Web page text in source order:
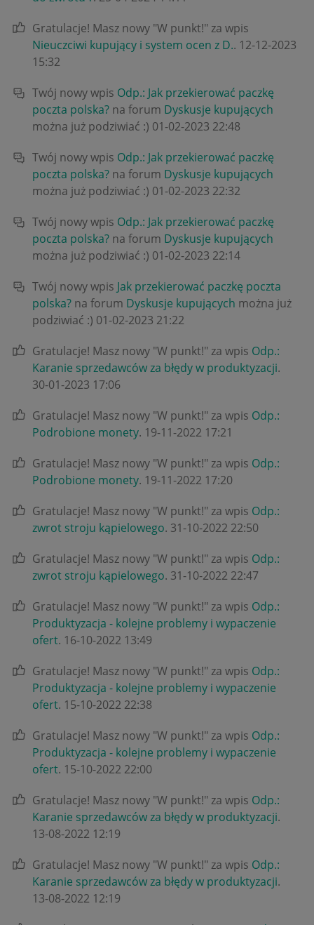
Gratulacje! Masz nowy "W punkt!" za wpis
Nieuczciwi kupujący i system ocen z D.. ‎12-12-2023
15:32
Twój nowy wpis Odp.: Jak przekierować paczkę
poczta polska? na forum Dyskusje kupujących
można już podziwiać :) ‎01-02-2023 22:48
Twój nowy wpis Odp.: Jak przekierować paczkę
poczta polska? na forum Dyskusje kupujących
można już podziwiać :) ‎01-02-2023 22:32
Twój nowy wpis Odp.: Jak przekierować paczkę
poczta polska? na forum Dyskusje kupujących
można już podziwiać :) ‎01-02-2023 22:14
Twój nowy wpis Jak przekierować paczkę poczta
polska? na forum Dyskusje kupujących można już
podziwiać :) ‎01-02-2023 21:22
Gratulacje! Masz nowy "W punkt!" za wpis Odp.:
Karanie sprzedawców za błędy w produktyzacji.
‎30-01-2023 17:06
Gratulacje! Masz nowy "W punkt!" za wpis Odp.:
Podrobione monety. ‎19-11-2022 17:21
Gratulacje! Masz nowy "W punkt!" za wpis Odp.:
Podrobione monety. ‎19-11-2022 17:20
Gratulacje! Masz nowy "W punkt!" za wpis Odp.:
zwrot stroju kąpielowego. ‎31-10-2022 22:50
Gratulacje! Masz nowy "W punkt!" za wpis Odp.:
zwrot stroju kąpielowego. ‎31-10-2022 22:47
Gratulacje! Masz nowy "W punkt!" za wpis Odp.:
Produktyzacja - kolejne problemy i wypaczenie
ofert. ‎16-10-2022 13:49
Gratulacje! Masz nowy "W punkt!" za wpis Odp.:
Produktyzacja - kolejne problemy i wypaczenie
ofert. ‎15-10-2022 22:38
Gratulacje! Masz nowy "W punkt!" za wpis Odp.:
Produktyzacja - kolejne problemy i wypaczenie
ofert. ‎15-10-2022 22:00
Gratulacje! Masz nowy "W punkt!" za wpis Odp.:
Karanie sprzedawców za błędy w produktyzacji.
‎13-08-2022 12:19
Gratulacje! Masz nowy "W punkt!" za wpis Odp.:
Karanie sprzedawców za błędy w produktyzacji.
‎13-08-2022 12:19